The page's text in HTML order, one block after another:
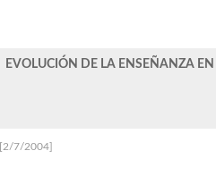
EVOLUCIÓN DE LA ENSEÑANZA
[2/7/2004]